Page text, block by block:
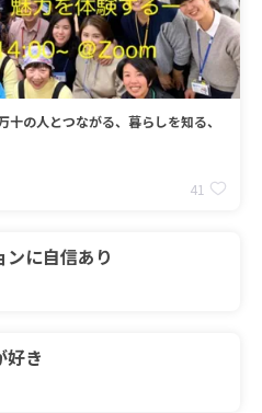
の人とつながる、暮らしを知る、
41
に自信あり
好き